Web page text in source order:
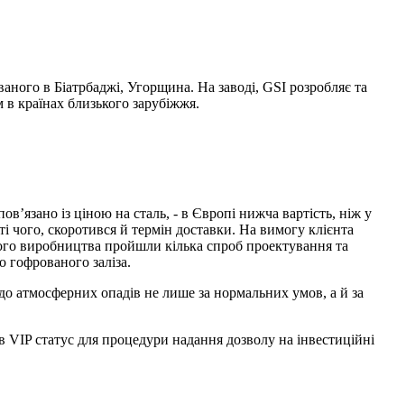
в Біатрбаджі, Угорщина. На заводі, GSI розробляє та
країнах близького зарубіжжя.
із ціною на сталь, - в Європі нижча вартість, ніж у
скоротився й термін доставки. На вимогу клієнта
виробництва пройшли кілька спроб проектування та
заліза.
атмосферних опадів не лише за нормальних умов, а й за
статус для процедури надання дозволу на інвестиційні